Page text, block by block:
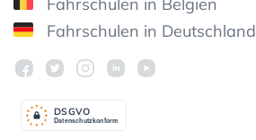
Fahrschulen in Deutschland
Datenschutzkonform
DSGVO